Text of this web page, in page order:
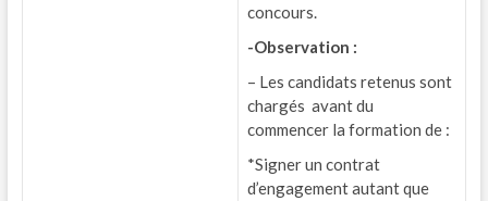
concours.
-Observation :
– Les candidats retenus sont
chargés avant du
commencer la formation de :
*Signer un contrat
d’engagement autant que